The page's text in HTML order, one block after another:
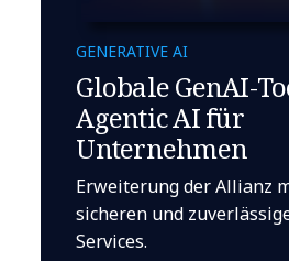
GENERATIVE AI
Globale GenAI-
Agentic AI für
Unternehmen
Erweiterung der Allianz
sicheren und
Services.